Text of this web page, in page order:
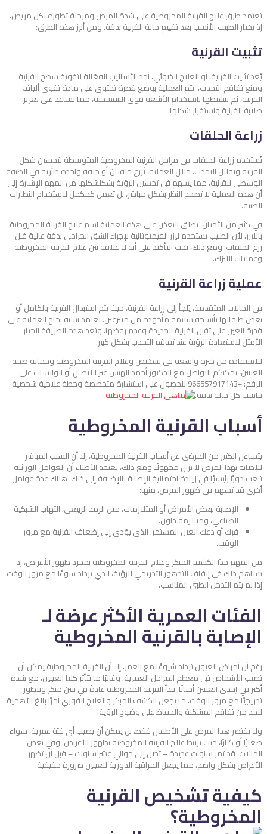
تعتمد طرق علاج القرنية المخروطية على شدة المرض ومرحلة تطوره لكل مريض،
إذ يختار الطبيب الأنسب بعد تقييم حالة القرنية بدقة. ومن أبرز هذه الطرق:
تثبيت القرنية
يُعد تثبيت القرنية، أو العلاج الضوئي، أحد الأساليب الفعّالة لتقوية سطح القرنية
ومنع تفاقم التحدب، تتم العملية بوضع قطرة تحتوي على مادة تقوي ألياف
القرنية، ثم تنشيطها باستخدام الأشعة فوق البنفسجية، مما يساعد على تعزيز
صلابة القرنية واستقرار شكلها.
زراعة الحلقات
تُستخدم زراعة الحلقات في مراحل القرنية المخروطية المتوسطة لتحسين شكل
القرنية وتقليل التحدب. خلال العملية، تُزرع حلقتان أو حلقة واحدة دائرية في الطبقة
الوسطى للقرنية، مما يسهم في تحسين الرؤية بشكلشكلها من المهم الإشارة إلى
أن هذه العملية لا تصحح النظر بشكل مباشر، بل تعمل كمكمل لاستخدام النظارات
الطبية.
في كثير من الأحيان، يطلق البعض على هذه العملية اسم علاج القرنية المخروطية
بالليزر، لأن الطبيب يستخدم ليزر الفيمتوثانية لإجراء الشق الجراحي بدقة عالية قبل
زرع الحلقات. ومع ذلك، يجب التأكيد على أنه لا علاقة بين علاج القرنية المخروطية
وعمليات الليزك.
عملية زراعة القرنية
في الحالات المتقدمة، يُلجأ إلى زراعة القرنية، حيث يتم استبدال القرنية بالكامل أو
بعض طبقاتها بأنسجة سليمة مأخوذة من متبرعين. تعتمد نسبة نجاح العملية على
قدرة العين على تقبل القرنية الجديدة وعدم رفضها، وتعد هذه الطريقة الخيار
الأمثل لاستعادة الرؤية عند تفاقم التحدب بشكل كبير.
للاستفادة من خبرة واسعة في تشخيص وعلاج القرنية المخروطية وحماية صحة
العينين، يمكنكم التواصل مع الدكتور أحمد الهبش عبر الاتصال أو الواتساب على
الرقم: +966557917143 للحصول على استشارة متخصصة وخطة علاجية شخصية
تناسب كل حالة بدقة.
أسباب القرنية المخروطية
يتساءل الكثير من المرضى عن أسباب القرنية المخروطية، إلا أن السبب المباشر
للإصابة بهذا المرض لا يزال مجهولًا ومع ذلك، يعتقد الأطباء أن العوامل الوراثية
تلعب دورًا رئيسيًا في زيادة احتمالية الإصابة بالإضافة إلى ذلك، هناك عدة عوامل
أخرى قد تسهم في ظهور المرض، منها:
الإصابة ببعض الأمراض أو المتلازمات، مثل الرمد الربيعي، التهاب الشبكية
الصباغي، ومتلازمة داون.
فرك أو دعك العين المستمر، الذي يؤدي إلى إضعاف القرنية مع مرور
الوقت.
من المهم جدًا الكشف المبكر وعلاج القرنية المخروطية بمجرد ظهور الأعراض، إذ
يساهم ذلك في إيقاف التدهور التدريجي للرؤية، الذي يزداد سوءًا مع مرور الوقت
إذا لم يتم التدخل الطبي المناسب.
الفئات العمرية الأكثر عرضة لـ
الإصابة بالقرنية المخروطية
رغم أن أمراض العيون تزداد شيوعًا مع العمر، إلا أن القرنية المخروطية يمكن أن
تصيب الأشخاص في معظم المراحل العمرية، وغالبًا ما تتأثر كلتا العينين، مع شدة
أكبر في إحدى العينين أحيانًا.تبدأ القرنية المخروطية عادةً في سن مبكر وتتطور
تدريجيًا مع مرور الوقت، ما يجعل الكشف المبكر والعلاج الفوري أمرًا بالغ الأهمية
للحد من تفاقم المشكلة والحفاظ على وضوح الرؤية.
ولا يقتصر هذا المرض على الأطفال فقط، بل يمكن أن يصيب أي فئة عمرية، سواء
صغارًا أو كبارًا، حيث يرتبط علاج القرنية المخروطية بظهور الأعراض. وفي بعض
الحالات، قد تمر سنوات عديدة – تصل إلى حوالي عشر سنوات – قبل أن تظهر
الأعراض بشكل واضح، مما يجعل المراقبة الدورية للعينين ضرورة حقيقية.
كيفية تشخيص القرنية
المخروطية؟